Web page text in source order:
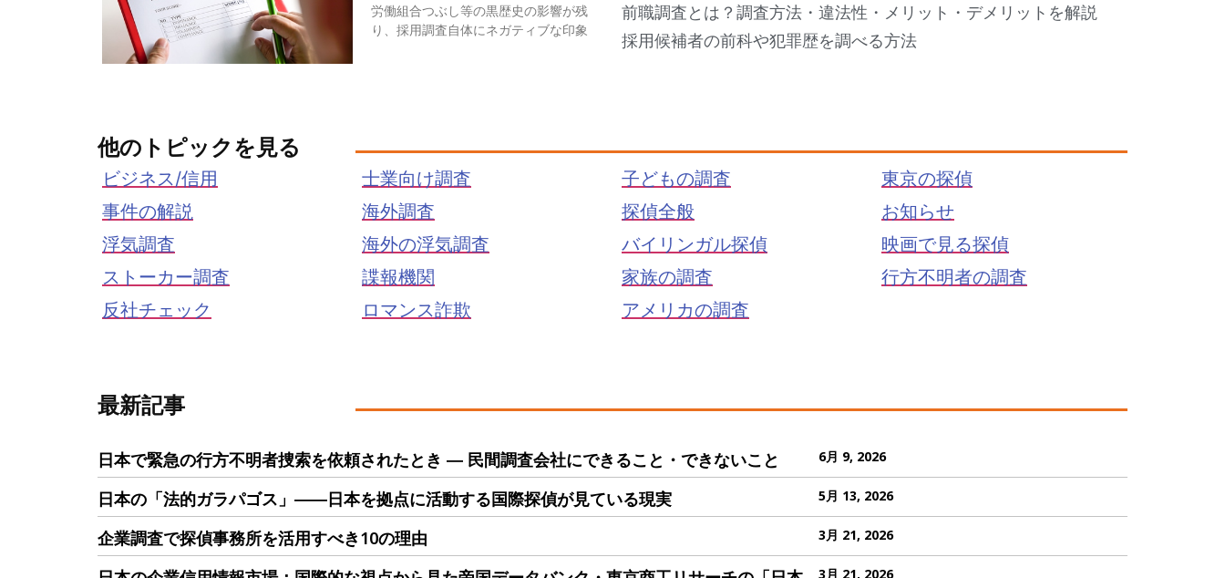
労働組合つぶし等の黒歴史の影響が残
り、採用調査自体にネガティブな印象
前職調査とは？調査方法・違法性・メリット・デメリットを解説
採用候補者の前科や犯罪歴を調べる方法
他のトピックを見る
ビジネス/信用
事件の解説
浮気調査
ストーカー調査
反社チェック
士業向け調査
海外調査
海外の浮気調査
諜報機関
ロマンス詐欺
子どもの調査
探偵全般
バイリンガル探偵
家族の調査
アメリカの調査
東京の探偵
お知らせ
映画で見る探偵
行方不明者の調査
最新記事
日本で緊急の行方不明者捜索を依頼されたとき ― 民間調査会社にできること・できないこと 6月 9, 2026
日本の「法的ガラパゴス」――日本を拠点に活動する国際探偵が見ている現実 5月 13, 2026
企業調査で探偵事務所を活用すべき10の理由 3月 21, 2026
3月 21, 2026